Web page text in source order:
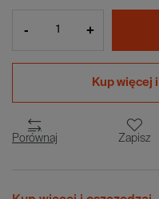
- +
Kup więcej i
Porównaj Zapisz